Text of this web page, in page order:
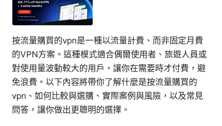
按流量購買的vpn是一種以流量計費、而非固定月費
的VPN方案。這種模式適合偶爾使用者、旅遊人員或
對使用量波動較大的用戶，讓你在需要時才付費，避
免浪費。以下內容將帶你了解什麼是按流量購買的
vpn、如何比較與選購、實際案例與風險，以及常見
問答，讓你做出更聰明的選擇。